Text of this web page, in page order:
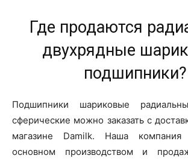
Где продаются
двухрядные
подшипники?
Подшипники шариковые
сферические можно заказать с
магазине Damilk. Наша компания
основном производством и